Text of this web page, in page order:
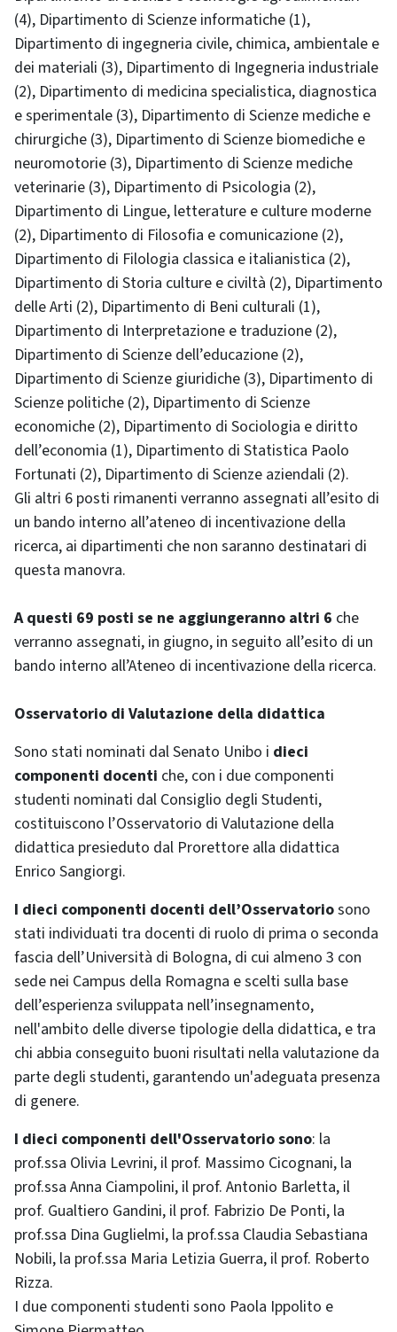
(4), Dipartimento di Scienze informatiche (1),
Dipartimento di ingegneria civile, chimica, ambientale e
dei materiali (3), Dipartimento di Ingegneria industriale
(2), Dipartimento di medicina specialistica, diagnostica
e sperimentale (3), Dipartimento di Scienze mediche e
chirurgiche (3), Dipartimento di Scienze biomediche e
neuromotorie (3), Dipartimento di Scienze mediche
veterinarie (3), Dipartimento di Psicologia (2),
Dipartimento di Lingue, letterature e culture moderne
(2), Dipartimento di Filosofia e comunicazione (2),
Dipartimento di Filologia classica e italianistica (2),
Dipartimento di Storia culture e civiltà (2), Dipartimento
delle Arti (2), Dipartimento di Beni culturali (1),
Dipartimento di Interpretazione e traduzione (2),
Dipartimento di Scienze dell’educazione (2),
Dipartimento di Scienze giuridiche (3), Dipartimento di
Scienze politiche (2), Dipartimento di Scienze
economiche (2), Dipartimento di Sociologia e diritto
dell’economia (1), Dipartimento di Statistica Paolo
Fortunati (2), Dipartimento di Scienze aziendali (2).
Gli altri 6 posti rimanenti verranno assegnati all’esito di
un bando interno all’ateneo di incentivazione della
ricerca, ai dipartimenti che non saranno destinatari di
questa manovra.
A questi 69 posti se ne aggiungeranno altri 6 che
verranno assegnati, in giugno, in seguito all’esito di un
bando interno all’Ateneo di incentivazione della ricerca.
Osservatorio di Valutazione della didattica
Sono stati nominati dal Senato Unibo i dieci
componenti docenti che, con i due componenti
studenti nominati dal Consiglio degli Studenti,
costituiscono l’Osservatorio di Valutazione della
didattica presieduto dal Prorettore alla didattica
Enrico Sangiorgi.
I dieci componenti docenti dell’Osservatoriosono
stati individuati tra docenti di ruolo di prima o seconda
fascia dell’Università di Bologna, di cui almeno 3 con
sede nei Campus della Romagna e scelti sulla base
dell’esperienza sviluppata nell’insegnamento,
nell'ambito delle diverse tipologie della didattica, e tra
chi abbia conseguito buoni risultati nella valutazione da
parte degli studenti, garantendo un'adeguata presenza
di genere.
I dieci componenti dell'Osservatorio sono: la
prof.ssa Olivia Levrini, il prof. Massimo Cicognani, la
prof.ssa Anna Ciampolini, il prof. Antonio Barletta, il
prof. Gualtiero Gandini, il prof. Fabrizio De Ponti, la
prof.ssa Dina Guglielmi, la prof.ssa Claudia Sebastiana
Nobili, la prof.ssa Maria Letizia Guerra, il prof. Roberto
Rizza.
I due componenti studenti sono Paola Ippolito e